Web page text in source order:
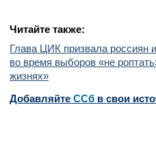
Читайте также:
Глава ЦИК призвала россиян
во время выборов «не
жизнях»
Добавляйте CСб в свои